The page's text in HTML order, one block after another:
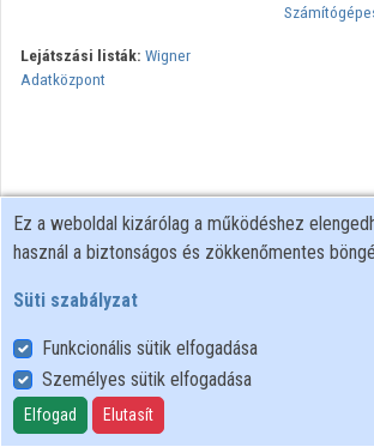
Lejátszási listák: Wigner
Adatközpont
Felhasználói szabályzat
Adatkezelési tájékoztató
Süti szabályzat
Ez a weboldal kizárólag a működéshez
használ a biztonságos és zökkenőmentes
Süti szabályzat
Funkcionális sütik elfogadása
Személyes sütik elfogadása
Elfogad Elutasít